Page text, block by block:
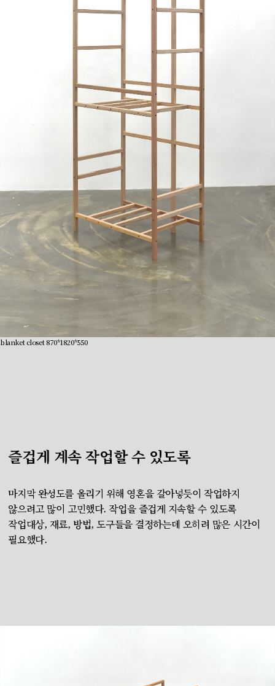
blanket closet 870*1820*550
즐겁게 계속 작업할 수 있도록
마지막 완성도를 올리기 위해 영혼을 갈아넣듯이 작업하지
않으려고 많이 고민했다. 작업을 즐겁게 지속할 수 있도록
작업대상, 재료, 방법, 도구들을 결정하는데 오히려 많은 시간이
필요했다.